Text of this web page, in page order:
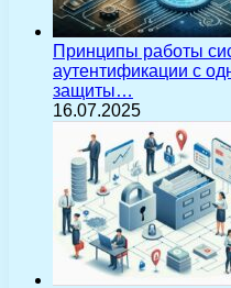
Принципы работы
аутентификации с
защиты…
16.07.2025